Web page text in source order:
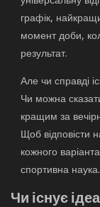
графік,
момент доби,
результат.
Але чи справді
Чи можна
кращим за
Щоб відповісти
кожного
спортивна наука.
Чи існує